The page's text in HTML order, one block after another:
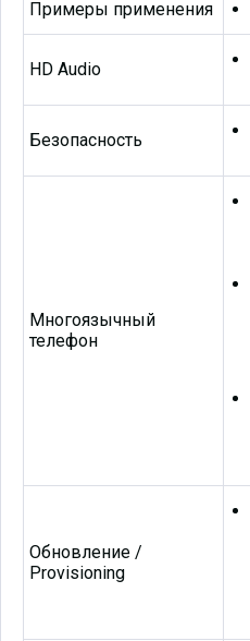
Примеры применения
HD Audio
Безопасность
Многоязычный
телефон
Обновление /
Provisioning